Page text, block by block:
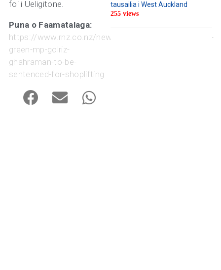
foi i Ueligitone.
Puna o Faamatalaga:
https://www.rnz.co.nz/news/national/520362/former-
green-mp-golriz-
ghahraman-to-be-
sentenced-for-shoplifting
tausailia i West Auckland
255 views